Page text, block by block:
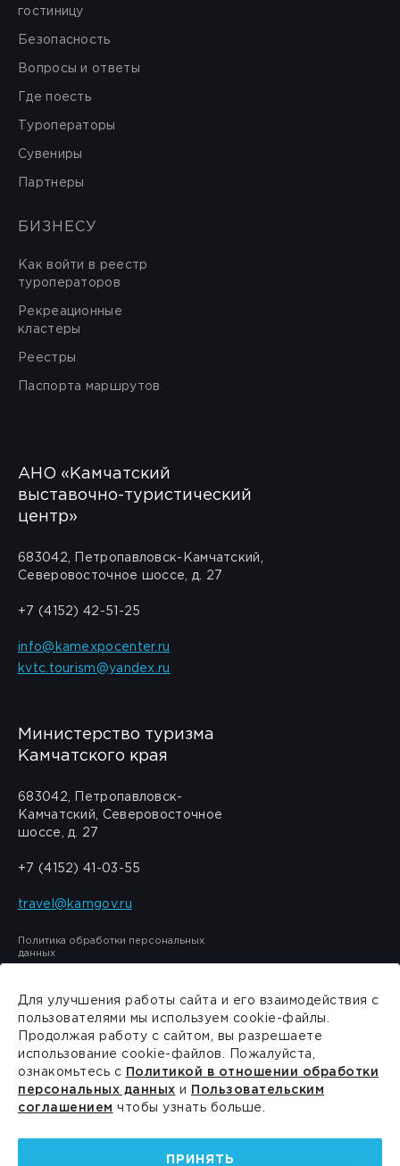
гостиницу
Безопасность
Вопросы и ответы
Где поесть
Туроператоры
Сувениры
Партнеры
БИЗНЕСУ
Как войти в реестр
туроператоров
Рекреационные
кластеры
Реестры
Паспорта маршрутов
АНО «Камчатский
выставочно-туристический
центр»
683042, Петропавловск-Камчатский,
Северовосточное шоссе, д. 27
+7 (4152) 42-51-25
info@kamexpocenter.ru
kvtc.tourism@yandex.ru
Министерство туризма
Камчатского края
683042, Петропавловск-
Камчатский, Северовосточное
шоссе, д. 27
+7 (4152) 41-03-55
travel@kamgov.ru
Политика обработки персональных
данных
Сделано в
Для улучшения работы сайта и его взаимодействия с
пользователями мы используем cookie-файлы.
Продолжая работу с сайтом, вы разрешаете
использование cookie-файлов. Пожалуйста,
ознакомьтесь с Политикой в отношении обработки
персональных данных и
Пользовательским
соглашением чтобы узнать больше.
ПРИНЯТЬ